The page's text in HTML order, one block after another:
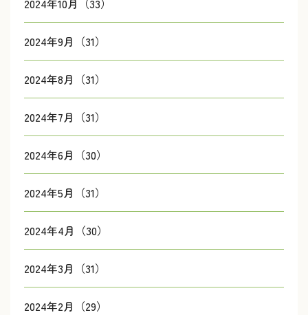
2024年10月（33）
2024年9月（31）
2024年8月（31）
2024年7月（31）
2024年6月（30）
2024年5月（31）
2024年4月（30）
2024年3月（31）
2024年2月（29）